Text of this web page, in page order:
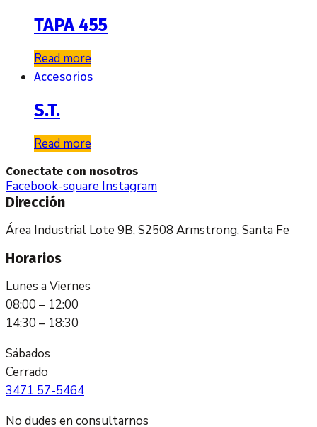
TAPA 455
Read more
Accesorios
S.T.
Read more
Conectate con nosotros
Facebook-square Instagram
Dirección
Área Industrial Lote 9B, S2508 Armstrong, Santa Fe
Horarios
Lunes a Viernes
08:00 – 12:00
14:30 – 18:30
Sábados
Cerrado
3471 57-5464
No dudes en consultarnos